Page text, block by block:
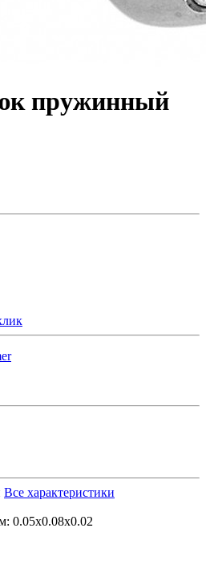
пружинный
Все характеристики
0.05x0.08x0.02